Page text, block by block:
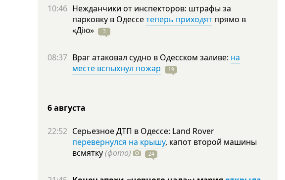
10:46 Нежданчики от инспекторов: штрафы за
парковку в Одессетеперь приходят прямо в
«Дію»
3
08:37 Враг атаковал судно в Одесском заливе: на
месте вспыхнул пожар
19
6 августа
22:52 Серьезное ДТП в Одессе: Land Rover
перевернулся на крышу, капот второй машины
всмятку(фото) 24